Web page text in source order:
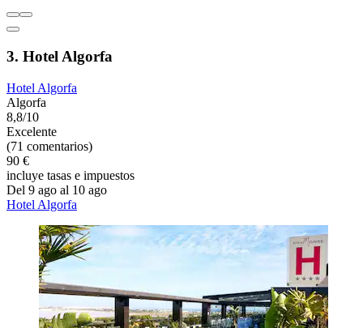
3. Hotel Algorfa
Hotel Algorfa
Algorfa
8,8/10
Excelente
(71 comentarios)
90 €
incluye tasas e impuestos
Del 9 ago al 10 ago
Hotel Algorfa